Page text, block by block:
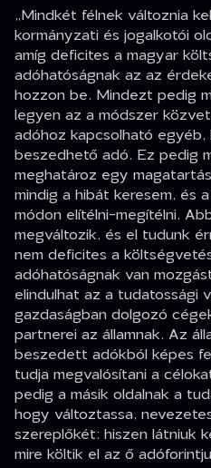
„Mindkét félnek változnia
kormányzati és jogalkotói
amíg deficites a magyar
adóhatóságnak az az
hozzon be. Mindezt pedig
legyen az a módszer
adóhoz kapcsolható egyéb,
beszedhető adó. Ez pedig
meghatároz egy
mindig a hibát keresem, és
módon elítélni-megítélni.
megváltozik, és el tudunk
nem deficites a
adóhatóságnak van
elindulhat az a tudatossági
gazdaságban dolgozó
partnerei az államnak. Az
beszedett adókból képes
tudja megvalósítani a
pedig a másik oldalnak a
hogy változtassa,
szereplőkét: hiszen látniuk
mire költik el az ő